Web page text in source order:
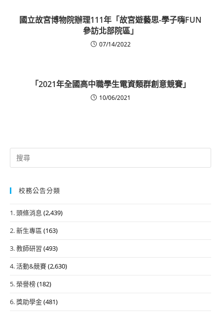
國立故宮博物院辦理111年「故宮遊藝思-學子嗨FUN
參訪北部院區」
07/14/2022
「2021年全國高中職學生電資類群創意競賽」
10/06/2021
Search
for:
校務公告分類
1. 頭條消息 (2,439)
2. 新生專區 (163)
3. 教師研習 (493)
4. 活動&競賽(2,630)
5. 榮譽榜(182)
6. 獎助學金(481)